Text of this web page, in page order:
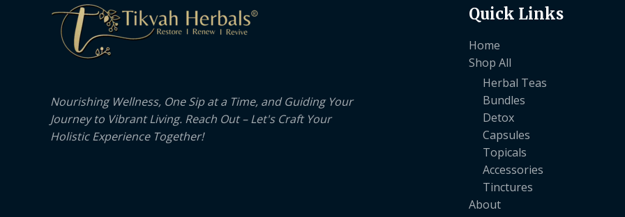
Nourishing Wellness, One Sip at a Time, and Guiding Your
Journey to Vibrant Living. Reach Out – Let's Craft Your
Holistic Experience Together!
Quick Links
Home
Shop All
Herbal Teas
Bundles
Detox
Capsules
Topicals
Accessories
Tinctures
About